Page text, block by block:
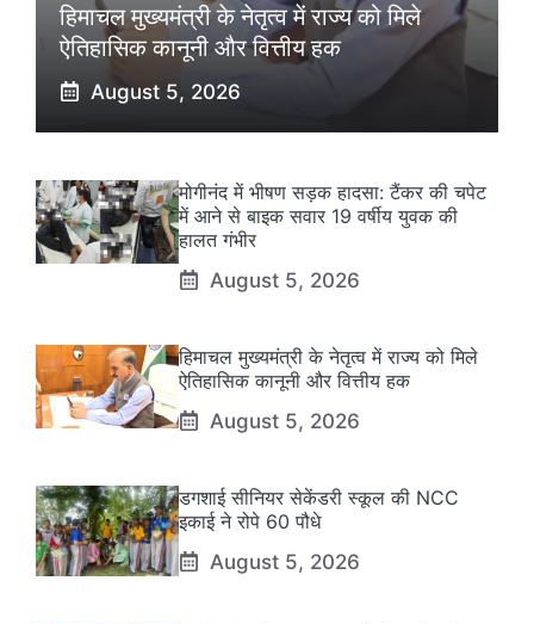
हिमाचल मुख्यमंत्री के नेतृत्व में राज्य को मिले
ऐतिहासिक कानूनी और वित्तीय हक
August 5, 2026
मोगीनंद में भीषण सड़क हादसा: टैंकर की चपेट
में आने से बाइक सवार 19 वर्षीय युवक की
हालत गंभीर
August 5, 2026
हिमाचल मुख्यमंत्री के नेतृत्व में राज्य को मिले
ऐतिहासिक कानूनी और वित्तीय हक
August 5, 2026
डगशाई सीनियर सेकेंडरी स्कूल की NCC
इकाई ने रोपे 60 पौधे
August 5, 2026